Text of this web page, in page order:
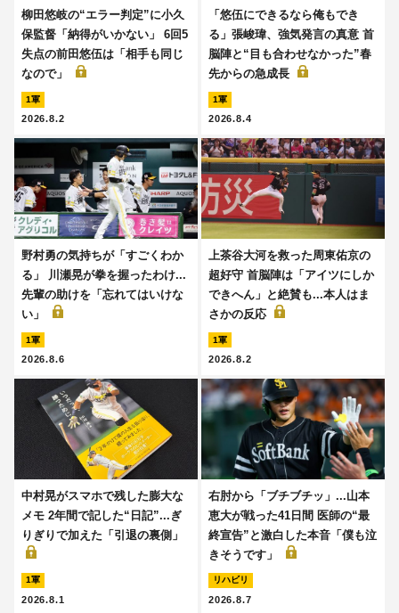
柳田悠岐の“エラー判定”に小久
保監督「納得がいかない」 6回5
失点の前田悠伍は「相手も同じ
なので」
1軍
2026.8.2
「悠伍にできるなら俺もでき
る」張峻瑋、強気発言の真意 首
脳陣と“目も合わせなかった”春
先からの急成長
1軍
2026.8.4
野村勇の気持ちが「すごくわか
る」 川瀬晃が拳を握ったわけ...
先輩の助けを「忘れてはいけな
い」
1軍
2026.8.6
上茶谷大河を救った周東佑京の
超好守 首脳陣は「アイツにしか
できへん」と絶賛も...本人はま
さかの反応
1軍
2026.8.2
中村晃がスマホで残した膨大な
メモ 2年間で記した“日記”...ぎ
りぎりで加えた「引退の裏側」
1軍
2026.8.1
右肘から「ブチブチッ」...山本
恵大が戦った41日間 医師の“最
終宣告”と激白した本音「僕も泣
きそうです」
リハビリ
2026.8.7